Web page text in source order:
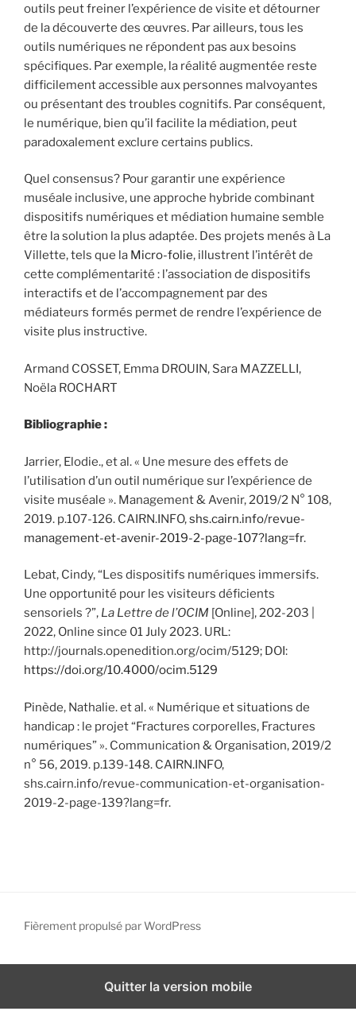
outils peut freiner l’expérience de visite et détourner
de la découverte des œuvres. Par ailleurs, tous les
outils numériques ne répondent pas aux besoins
spécifiques. Par exemple, la réalité augmentée reste
difficilement accessible aux personnes malvoyantes
ou présentant des troubles cognitifs. Par conséquent,
le numérique, bien qu’il facilite la médiation, peut
paradoxalement exclure certains publics.
Quel consensus? Pour garantir une expérience
muséale inclusive, une approche hybride combinant
dispositifs numériques et médiation humaine semble
être la solution la plus adaptée. Des projets menés à La
Villette, tels que la Micro-folie, illustrent l’intérêt de
cette complémentarité : l’association de dispositifs
interactifs et de l’accompagnement par des
médiateurs formés permet de rendre l’expérience de
visite plus instructive.
Armand COSSET, Emma DROUIN, Sara MAZZELLI,
Noëla ROCHART
Bibliographie :
Jarrier, Elodie., et al. « Une mesure des effets de
l’utilisation d’un outil numérique sur l’expérience de
visite muséale ». Management & Avenir, 2019/2 N° 108,
2019. p.107-126. CAIRN.INFO,shs.cairn.info/revue-
management-et-avenir-2019-2-page-107?lang=fr.
Lebat, Cindy, “Les dispositifs numériques immersifs.
Une opportunité pour les visiteurs déficients
sensoriels ?”, La Lettre de l’OCIM [Online], 202-203 |
2022, Online since 01 July 2023. URL:
http://journals.openedition.org/ocim/5129; DOI:
https://doi.org/10.4000/ocim.5129
Pinède, Nathalie. et al. « Numérique et situations de
handicap : le projet “Fractures corporelles, Fractures
numériques” ». Communication & Organisation, 2019/2
n° 56, 2019. p.139-148. CAIRN.INFO,
shs.cairn.info/revue-communication-et-organisation-
2019-2-page-139?lang=fr.
Fièrement propulsé par WordPress
Quitter la version mobile